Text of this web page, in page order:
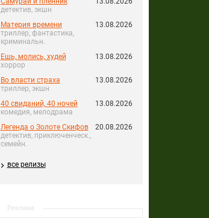
детектив, экшн
Материя времени
триллер, фантастика,
криминальн.
13.08.2026
Ешь, молись, худей
хоррор
13.08.2026
Во власти страха
триллер, экшн
13.08.2026
40 свиданий, 40 ночей
комедия, мелодрама
13.08.2026
Легенда о Золоте Скифов
детектив, приключенческ.,
семейн.
20.08.2026
все релизы
Реклама